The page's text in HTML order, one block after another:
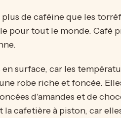
de caféine que les
pour tout le monde. Café
surface, car les
robe riche et foncée.
d'amandes et de
la cafetière à piston, car